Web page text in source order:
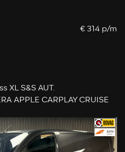
€ 314 p/m
XL S&S AUT.
APPLE CARPLAY CRUISE